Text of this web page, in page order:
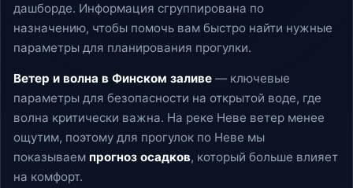
дашборде. Информация сгруппирована по
назначению, чтобы помочь вам быстро найти нужные
параметры для планирования прогулки.
Ветер и волна в Финском заливе — ключевые
параметры для безопасности на открытой воде, где
волна критически важна. На реке Неве ветер менее
ощутим, поэтому для прогулок по Неве мы
показываем прогноз осадков, который больше влияет
на комфорт.